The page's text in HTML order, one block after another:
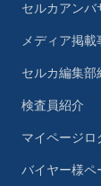
セルカアンバ
メディア掲載
セルカ編集部
検査員紹介
マイページロ
バイヤー様ペ